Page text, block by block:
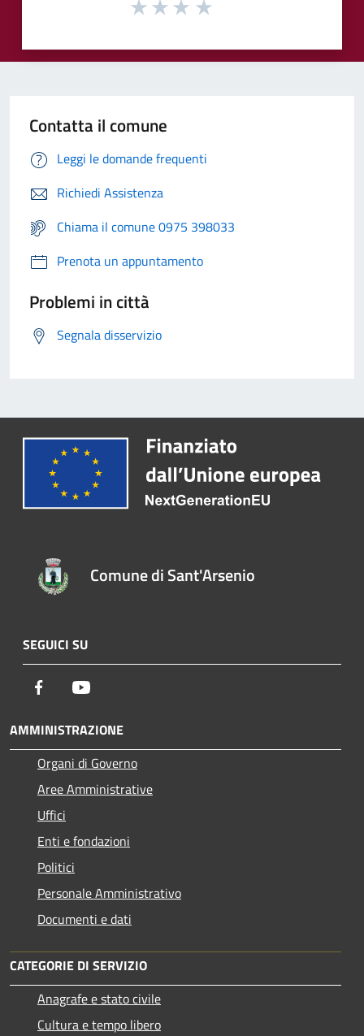
Contatta il comune
Leggi le domande frequenti
Richiedi Assistenza
Chiama il comune 0975 398033
Prenota un appuntamento
Problemi in città
Segnala disservizio
Comune di Sant'Arsenio
SEGUICI SU
Facebook
AMMINISTRAZIONE
Organi di Governo
Aree Amministrative
Uffici
Enti e fondazioni
Politici
Personale Amministrativo
Documenti e dati
CATEGORIE DI SERVIZIO
Anagrafe e stato civile
Cultura e tempo libero